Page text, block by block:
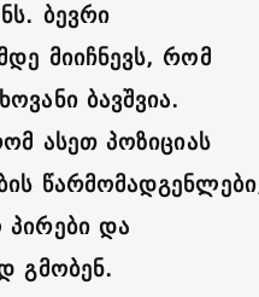
ბევრი
მიიჩნევს, რომ
ბავშვია.
ასეთ პოზიციას
და
გმობენ.